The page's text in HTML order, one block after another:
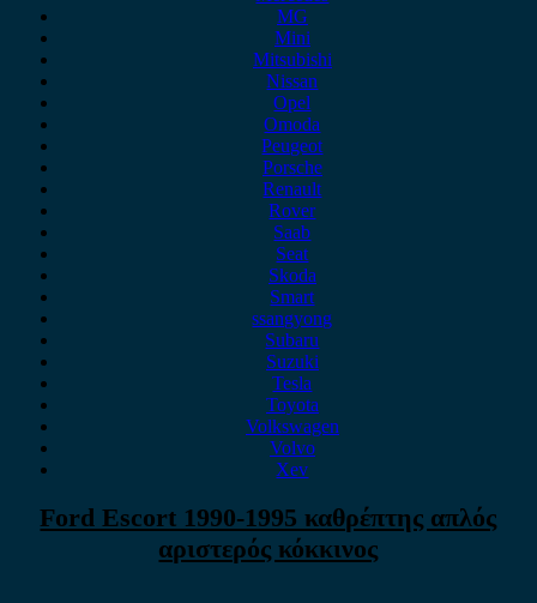
MG
Mini
Mitsubishi
Nissan
Opel
Omoda
Peugeot
Porsche
Renault
Rover
Saab
Seat
Skoda
Smart
ssangyong
Subaru
Suzuki
Tesla
Toyota
Volkswagen
Volvo
Xev
Ford Escort 1990-1995 καθρέπτης απλός
αριστερός κόκκινος